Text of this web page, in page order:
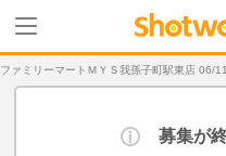
ファミリーマートＭＹＳ我孫子町駅東店 06/
募集が